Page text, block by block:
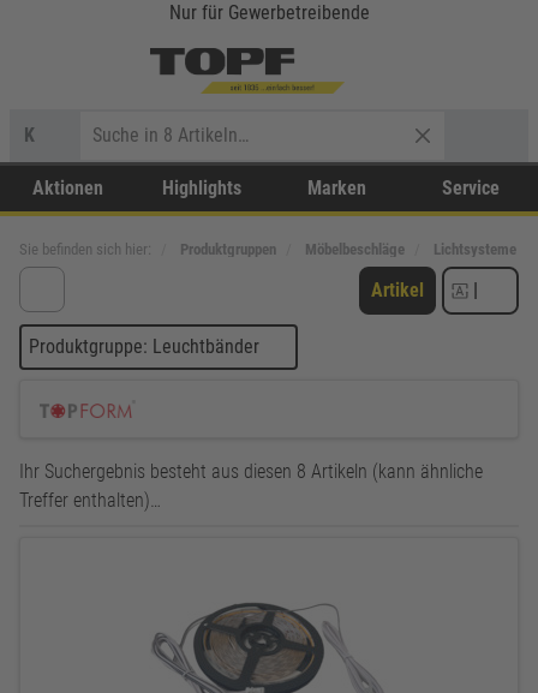
Nur für Gewerbetreibende
K
Aktionen Highlights Marken Service
Sie befinden sich hier: Produktgruppen Möbelbeschläge Lichtsysteme
Artikel |
Produktgruppe: Leuchtbänder
Ihr Suchergebnis besteht aus diesen 8 Artikeln (kann ähnliche
Treffer enthalten)…